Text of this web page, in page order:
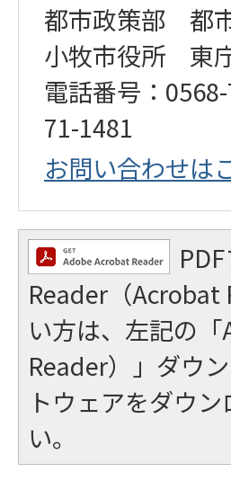
都市政策部 都
小牧市役所 東
電話番号：
71-1481
お問い合わせは
Reader（Acrobat
い方は、左記の
Reader）」ダウ
トウェアをダウ
い。